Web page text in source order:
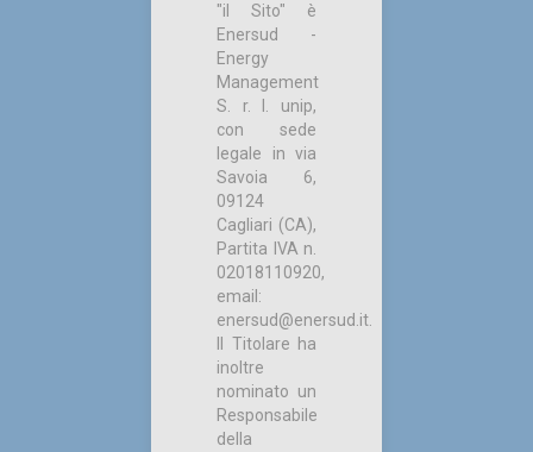
"il Sito" è
Enersud -
Energy
Management
S. r. l. unip,
con sede
legale in via
Savoia 6,
09124
Cagliari (CA),
Partita IVA n.
02018110920,
email:
enersud@enersud.it.
Il Titolare ha
inoltre
nominato un
Responsabile
della